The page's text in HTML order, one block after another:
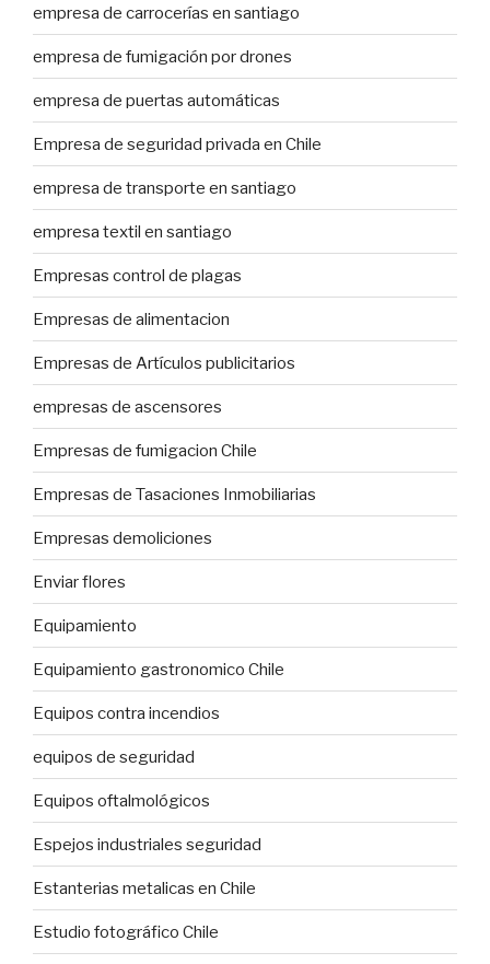
empresa de carrocerías en santiago
empresa de fumigación por drones
empresa de puertas automáticas
Empresa de seguridad privada en Chile
empresa de transporte en santiago
empresa textil en santiago
Empresas control de plagas
Empresas de alimentacion
Empresas de Artículos publicitarios
empresas de ascensores
Empresas de fumigacion Chile
Empresas de Tasaciones Inmobiliarias
Empresas demoliciones
Enviar flores
Equipamiento
Equipamiento gastronomico Chile
Equipos contra incendios
equipos de seguridad
Equipos oftalmológicos
Espejos industriales seguridad
Estanterias metalicas en Chile
Estudio fotográfico Chile